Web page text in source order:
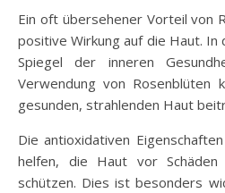
Ein oft übersehener Vorteil von
positive Wirkung auf die Haut. In
Spiegel der inneren
Verwendung von Rosenblüten
gesunden, strahlenden Haut
Die antioxidativen
helfen, die Haut vor
schützen. Dies ist besonders